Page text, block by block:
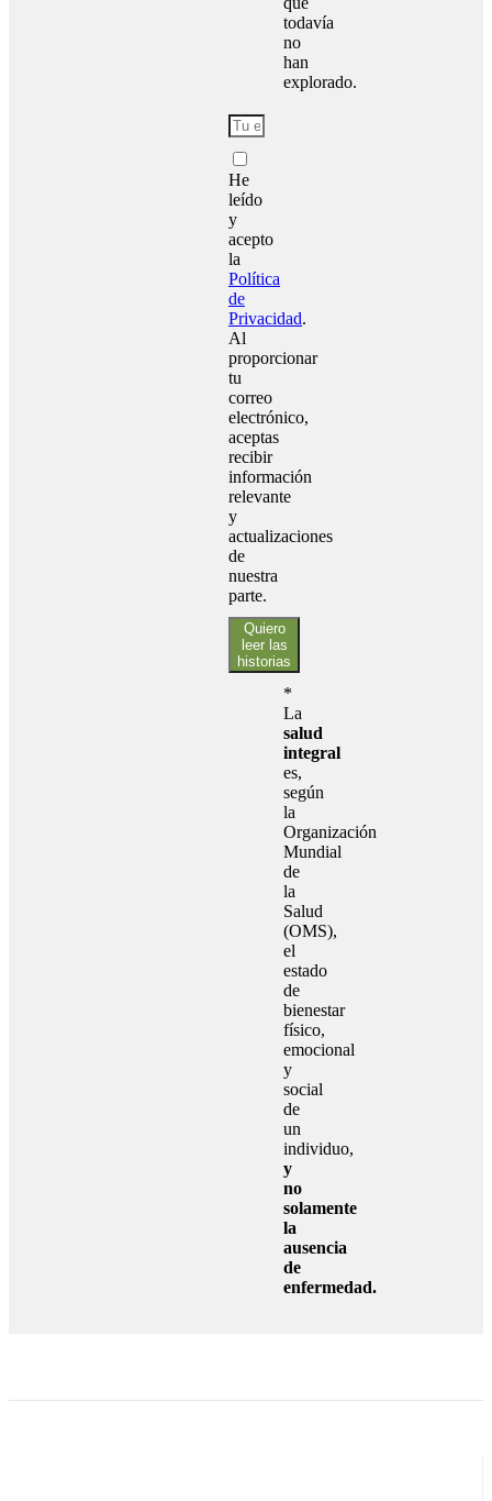
todavía
no
han
explorado.
He
leído
y
acepto
la
Política
de
Privacidad.
Al
proporcionar
tu
correo
electrónico,
aceptas
recibir
información
relevante
y
actualizaciones
de
nuestra
parte.
Quiero
leer las
historias
*
La
salud
integral
es,
según
la
Organización
Mundial
de
la
Salud
(OMS),
el
estado
de
bienestar
físico,
emocional
y
social
de
un
individuo,
y
no
solamente
la
ausencia
de
enfermedad.